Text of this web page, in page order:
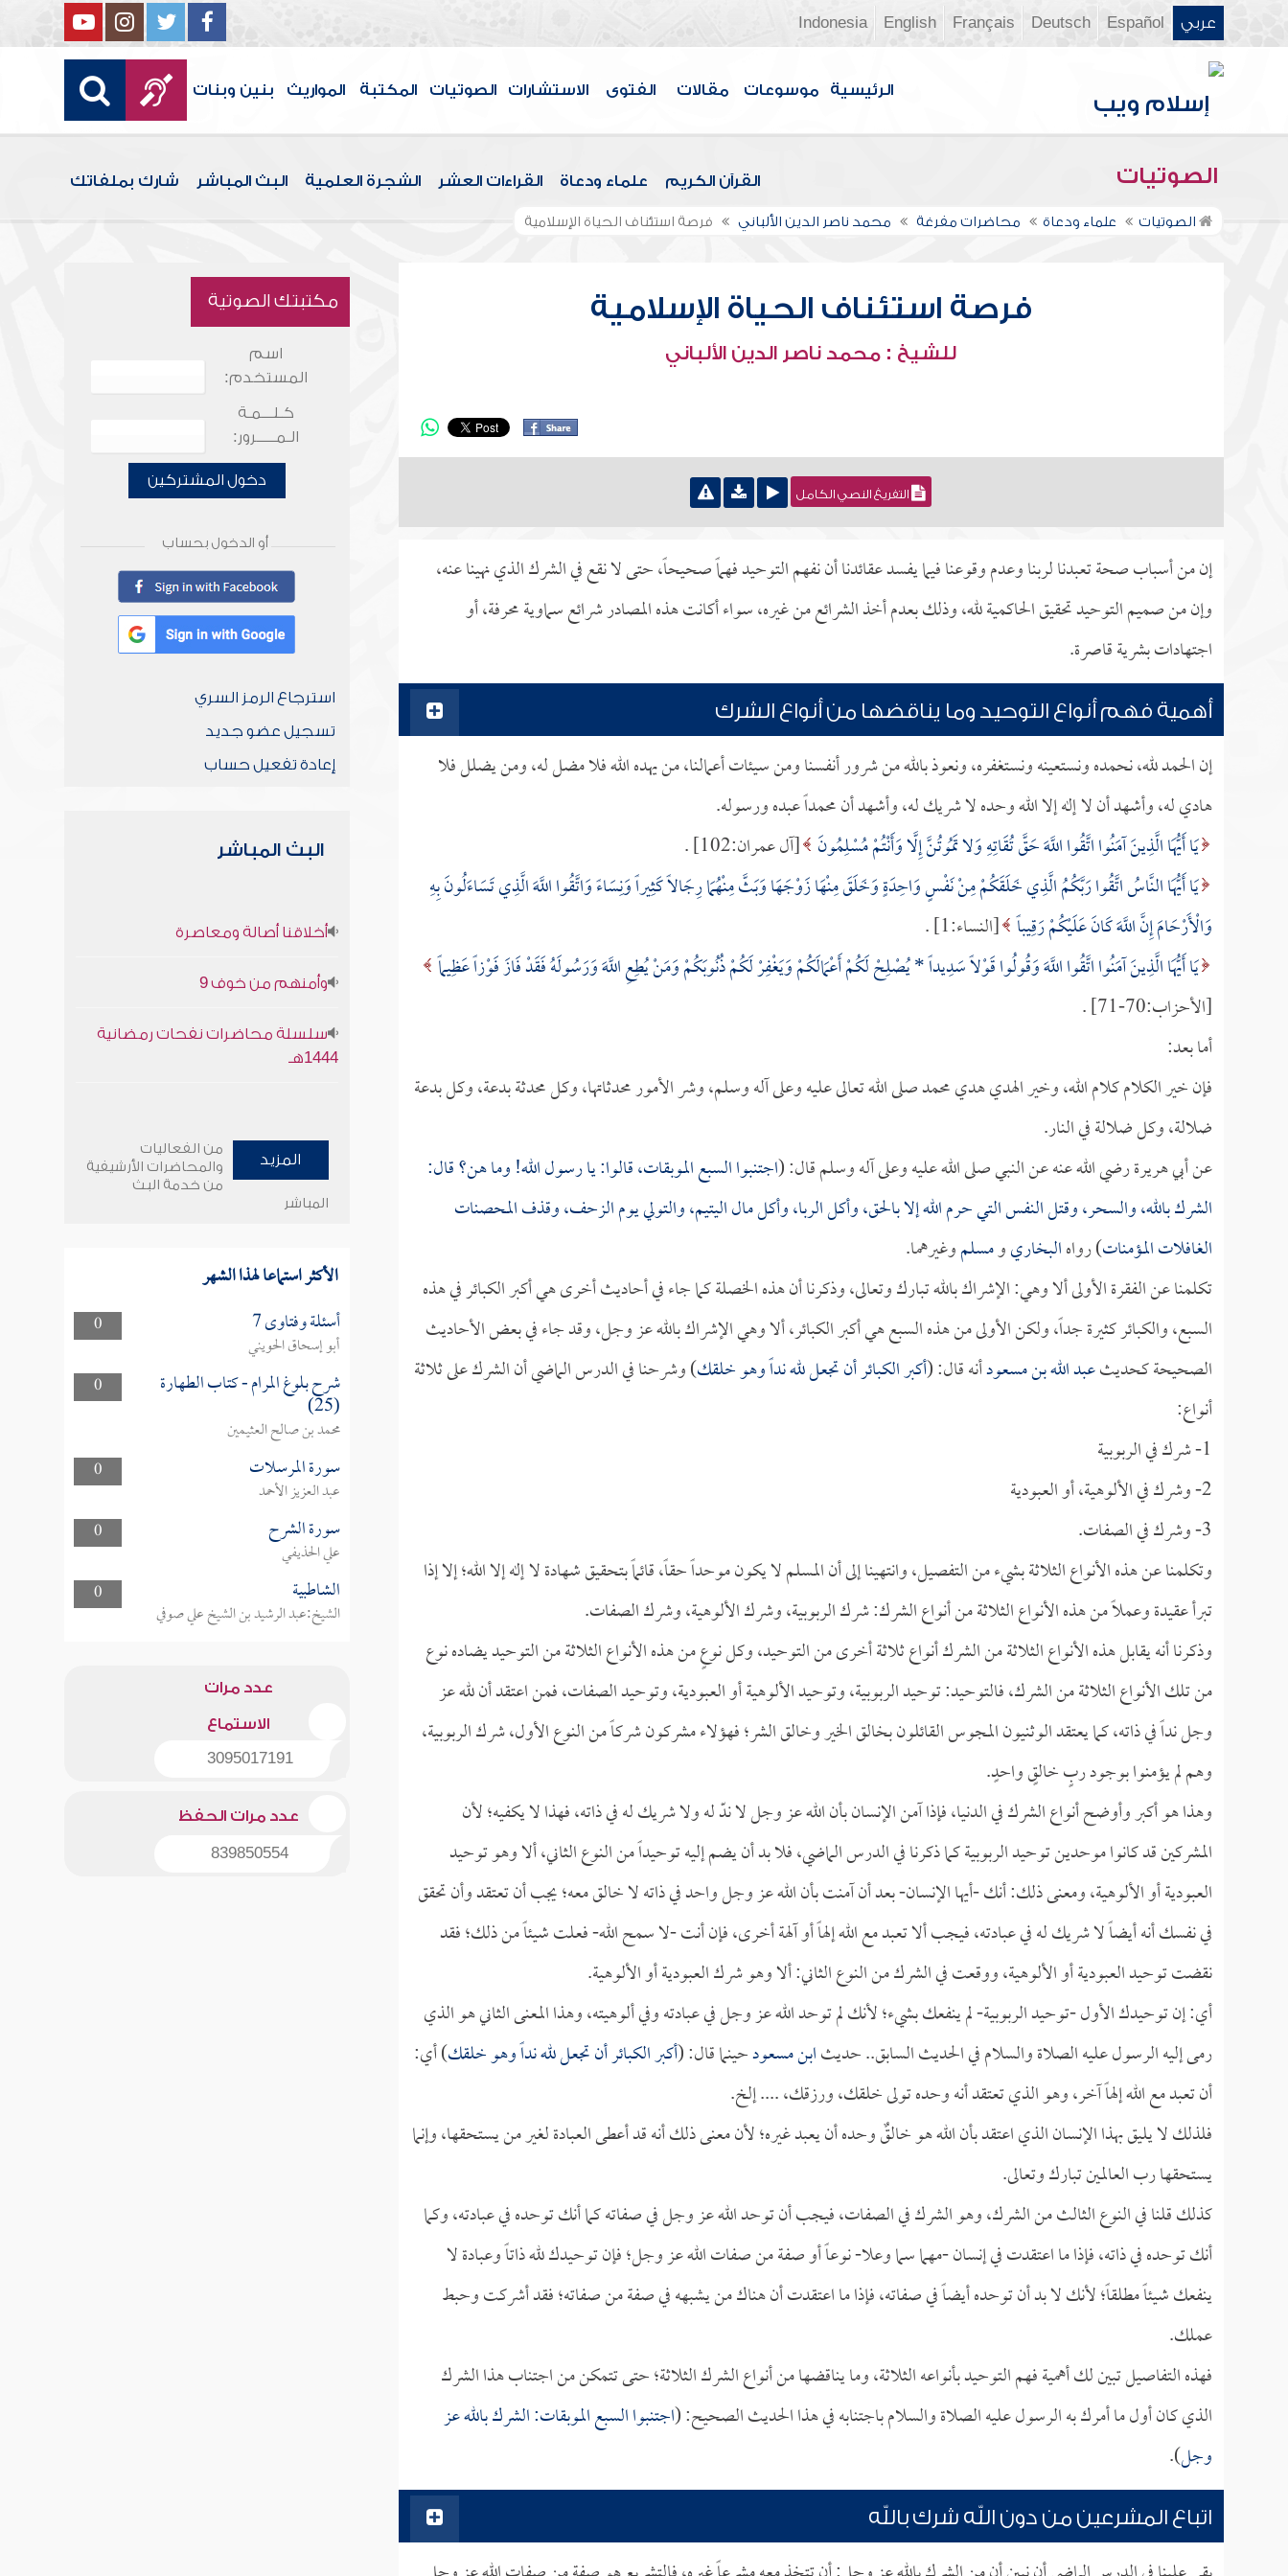
عربي Español
Deutsch
Français
English
Indonesia
الرئيسية موسوعات مقالات الفتوى الاستشارات الصوتيات المكتبة المواريث بنين وبنات
الصوتيات القرآن الكريم علماء ودعاة القراءات العشر الشجرة العلمية البث المباشر شارك بملفاتك
الصوتيات علماء ودعاة محاضرات مفرغة محمد ناصر الدين الألباني فرصة استئناف الحياة الإسلامية
فرصة استئناف الحياة الإسلامية
للشيخ : محمد ناصر الدين الألباني
التفريغ النصي الكامل
إن من أسباب صحة تعبدنا لربنا وعدم وقوعنا فيما يفسد عقائدنا أن نفهم التوحيد فهماً صحيحاً، حتى لا نقع في الشرك الذي نهينا عنه،
وإن من صميم التوحيد تحقيق الحاكمية لله، وذلك بعدم أخذ الشرائع من غيره، سواء أكانت هذه المصادر شرائع سماوية محرفة، أو
اجتهادات بشرية قاصرة.
أهمية فهم أنواع التوحيد وما يناقضها من أنواع الشرك
إن الحمد لله، نحمده ونستعينه ونستغفره، ونعوذ بالله من شرور أنفسنا ومن سيئات أعمالنا، من يهده الله فلا مضل له، ومن يضلل فلا
هادي له، وأشهد أن لا إله إلا الله وحده لا شريك له، وأشهد أن محمداً عبده ورسوله.
يَا أَيُّهَا الَّذِينَ آمَنُوا اتَّقُوا اللَّهَ حَقَّ تُقَاتِهِ وَلا تَمُوتُنَّ إِلَّا وَأَنْتُمْ مُسْلِمُونَ [آل عمران:102] .
يَا أَيُّهَا النَّاسُ اتَّقُوا رَبَّكُمُ الَّذِي خَلَقَكُمْ مِنْ نَفْسٍ وَاحِدَةٍ وَخَلَقَ مِنْهَا زَوْجَهَا وَبَثَّ مِنْهُمَا رِجَالاً كَثِيراً وَنِسَاءً وَاتَّقُوا اللَّهَ الَّذِي تَسَاءَلُونَ بِهِ
وَالْأَرْحَامَ إِنَّ اللَّهَ كَانَ عَلَيْكُمْ رَقِيباً [النساء:1] .
يَا أَيُّهَا الَّذِينَ آمَنُوا اتَّقُوا اللَّهَ وَقُولُوا قَوْلاً سَدِيداً *يُصْلِحْ لَكُمْ أَعْمَالَكُمْ وَيَغْفِرْ لَكُمْ ذُنُوبَكُمْ وَمَنْ يُطِعِ اللَّهَ وَرَسُولَهُ فَقَدْ فَازَ فَوْزاً عَظِيماً
[الأحزاب:70-71] .
أما بعد:
فإن خير الكلام كلام الله، وخير الهدي هدي محمد صلى الله تعالى عليه وعلى آله وسلم، وشر الأمور محدثاتها، وكل محدثة بدعة، وكل بدعة
ضلالة، وكل ضلالة في النار.
عن أبي هريرة رضي الله عنه عن النبي صلى الله عليه وعلى آله وسلم قال: (اجتنبوا السبع الموبقات، قالوا: يا رسول الله! وما هن؟ قال:
الشرك بالله، والسحر، وقتل النفس التي حرم الله إلا بالحق، وأكل الربا، وأكل مال اليتيم، والتولي يوم الزحف، وقذف المحصنات
الغافلات المؤمنات) رواهالبخاريومسلموغيرهما.
تكلمنا عن الفقرة الأولى ألا وهي: الإشراك بالله تبارك وتعالى، وذكرنا أن هذه الخصلة كما جاء في أحاديث أخرى هي أكبر الكبائر في هذه
السبع، والكبائر كثيرة جداً، ولكن الأولى من هذه السبع هي أكبر الكبائر، ألا وهي الإشراك بالله عز وجل، وقد جاء في بعض الأحاديث
الصحيحة كحديثعبد الله بن مسعودأنه قال: (أكبر الكبائر أن تجعل لله نداً وهو خلقك) وشرحنا في الدرس الماضي أن الشرك على ثلاثة
أنواع:
1- شرك في الربوبية
2- وشرك في الألوهية، أو العبودية
3- وشرك في الصفات.
وتكلمنا عن هذه الأنواع الثلاثة بشيء من التفصيل، وانتهينا إلى أن المسلم لا يكون موحداً حقاً، قائماً بتحقيق شهادة لا إله إلا الله؛ إلا إذا
تبرأ عقيدة وعملاً من هذه الأنواع الثلاثة من أنواع الشرك: شرك الربوبية، وشرك الألوهية، وشرك الصفات.
وذكرنا أنه يقابل هذه الأنواع الثلاثة من الشرك أنواع ثلاثة أخرى من التوحيد، وكل نوعٍ من هذه الأنواع الثلاثة من التوحيد يضاده نوع
من تلك الأنواع الثلاثة من الشرك، فالتوحيد: توحيد الربوبية، وتوحيد الألوهية أو العبودية، وتوحيد الصفات، فمن اعتقد أن لله عز
وجل نداً في ذاته، كما يعتقد الوثنيون المجوس القائلون بخالق الخير وخالق الشر؛ فهؤلاء مشركون شركاً من النوع الأول، شرك الربوبية،
وهم لم يؤمنوا بوجود ربٍ خالقٍ واحدٍ.
وهذا هو أكبر وأوضح أنواع الشرك في الدنيا، فإذا آمن الإنسان بأن الله عز وجل لا ندّ له ولا شريك له في ذاته، فهذا لا يكفيه؛ لأن
المشركين قد كانوا موحدين توحيد الربوبية كما ذكرنا في الدرس الماضي، فلا بد أن يضم إليه توحيداً من النوع الثاني، ألا وهو توحيد
العبودية أو الألوهية، ومعنى ذلك: أنك -أيها الإنسان- بعد أن آمنت بأن الله عز وجل واحد في ذاته لا خالق معه؛ يجب أن تعتقد وأن تحقق
في نفسك أنه أيضاً لا شريك له في عبادته، فيجب ألا تعبد مع الله إلهاً أو آلهة أخرى، فإن أنت -لا سمح الله- فعلت شيئاً من ذلك؛ فقد
نقضت توحيد العبودية أو الألوهية، ووقعت في الشرك من النوع الثاني: ألا وهو شرك العبودية أو الألوهية.
أي: إن توحيدك الأول -توحيد الربوبية- لم ينفعك بشيء؛ لأنك لم توحد الله عز وجل في عبادته وفي ألوهيته، وهذا المعنى الثاني هو الذي
رمى إليه الرسول عليه الصلاة والسلام في الحديث السابق.. حديثابن مسعودحينما قال: (أكبر الكبائر أن تجعل لله نداً وهو خلقك) أي:
أن تعبد مع الله إلهاً آخر، وهو الذي تعتقد أنه وحده تولى خلقك، ورزقك، .... إلخ.
فلذلك لا يليق بهذا الإنسان الذي اعتقد بأن الله هو خالقٌ وحده أن يعبد غيره؛ لأن معنى ذلك أنه قد أعطى العبادة لغير من يستحقها، وإنما
يستحقها رب العالمين تبارك وتعالى.
كذلك قلنا في النوع الثالث من الشرك، وهو الشرك في الصفات، فيجب أن توحد الله عز وجل في صفاته كما أنك توحده في عبادته، وكما
أنك توحده في ذاته، فإذا ما اعتقدت في إنسان -مهما سما وعلا- نوعاً أو صفة من صفات الله عز وجل؛ فإن توحيدك لله ذاتاً وعبادة لا
ينفعك شيئاً مطلقاً؛ لأنك لا بد أن توحده أيضاً في صفاته، فإذا ما اعتقدت أن هناك من يشبهه في صفة من صفاته؛ فقد أشركت وحبط
عملك.
فهذه التفاصيل تبين لك أهمية فهم التوحيد بأنواعه الثلاثة، وما يناقضها من أنواع الشرك الثلاثة؛ حتى تتمكن من اجتناب هذا الشرك
الذي كان أول ما أمرك به الرسول عليه الصلاة والسلام باجتنابه في هذا الحديث الصحيح: (اجتنبوا السبع الموبقات: الشرك بالله عز
وجل).
اتباع المشرعين من دون الله شرك بالله
مكتبتك الصوتية
اسم
المستخدم:
كـلـــمـة
الـمـــــرور:
دخول المشتركين
أو الدخول بحساب
استرجاع الرمز السري
تسجيل عضو جديد
إعادة تفعيل حساب
البث المباشر
أخلاقنا أصالة ومعاصرة
وأمنهم من خوف 9
سلسلة محاضرات نفحات رمضانية
1444هـ
المزيد
من الفعاليات
والمحاضرات الأرشيفية
من خدمة البث
المباشر
الأكثر استماعا لهذا الشهر
0 أسئلة وفتاوى 7
أبو إسحاق الحويني
0
شرح بلوغ المرام - كتاب الطهارة
(25)
محمد بن صالح العثيمين
0
سورة المرسلات
عبد العزيز الأحمد
0
سورة الشرح
علي الحذيفي
0
الشاطبية
الشيخ:عبد الرشيد بن الشيخ علي صوفي
عدد مرات
الاستماع
3095017191
عدد مرات الحفظ
839850554